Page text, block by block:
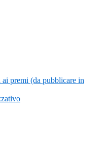
premi (da pubblicare in